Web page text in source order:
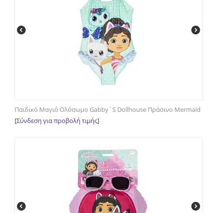
Παιδικό Μαγιό Ολόσωμο Gabby´S Dollhouse Πράσινο Mermaid
[Σύνδεση για προβολή τιμής]